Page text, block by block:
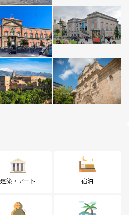
建築・アート 宿泊